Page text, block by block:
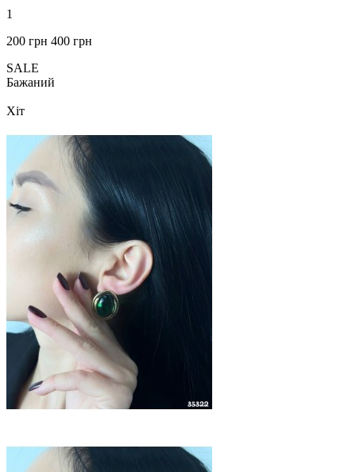
1
200 грн 400 грн
SALE
Бажаний
Хіт